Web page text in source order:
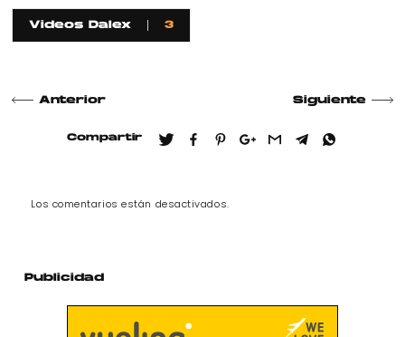
Videos Dalex 3
Anterior Siguiente
Compartir
Los comentarios están desactivados.
Publicidad